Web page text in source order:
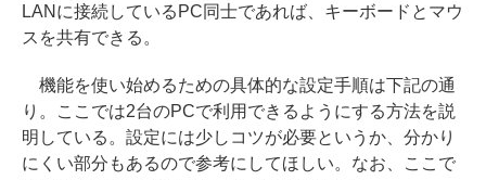
LANに接続しているPC同士であれば、キーボードとマウ
スを共有できる。
機能を使い始めるための具体的な設定手順は下記の通
り。ここでは2台のPCで利用できるようにする方法を説
明している。設定には少しコツが必要というか、分かり
にくい部分もあるので参考にしてほしい。なお、ここで